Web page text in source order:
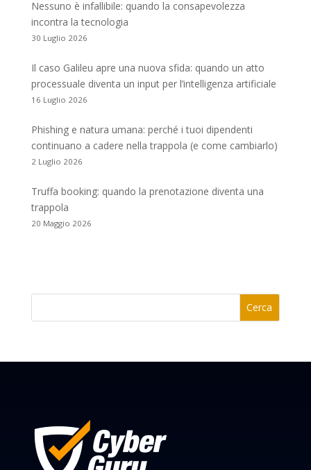
Nessuno è infallibile: quando la consapevolezza
incontra la tecnologia
30 Luglio 2026
Il caso Galileu apre una nuova sfida: quando un atto
processuale diventa un input per l’intelligenza artificiale
16 Luglio 2026
Phishing e natura umana: perché i tuoi dipendenti
continuano a cadere nella trappola (e come cambiarlo)
2 Luglio 2026
Truffa booking: quando la prenotazione diventa una
trappola
20 Maggio 2026
Cerca